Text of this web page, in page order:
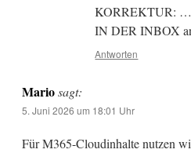
KORREKTUR:
IN DER INBOX
Antworten
Mario sagt:
5. Juni 2026 um 18:01 Uhr
Für M365-Cloudinhalte nutzen